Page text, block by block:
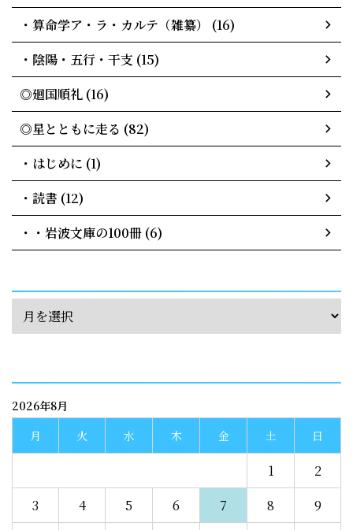
・算命学ア・ラ・カルテ（雑纂） (16)
・陰陽・五行・干支 (15)
◎廻国順礼 (16)
◎星とともに走る (82)
・はじめに (1)
・読書 (12)
・・岩波文庫の100冊 (6)
2026年8月
月
火 水 木 金 土 日
1
2
3
4 5 6 7 8
9